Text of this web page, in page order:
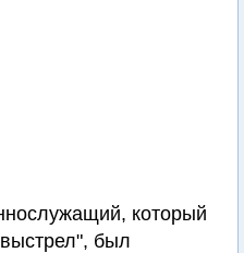
который
был